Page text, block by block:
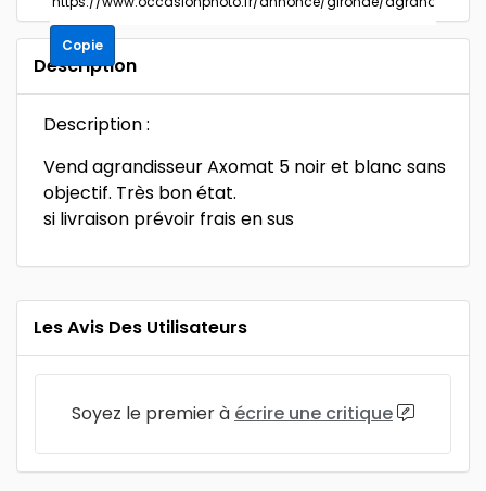
Copie
Description
Description :
Vend agrandisseur Axomat 5 noir et blanc sans
objectif. Très bon état.
si livraison prévoir frais en sus
Les Avis Des Utilisateurs
Soyez le premier à écrire une critique